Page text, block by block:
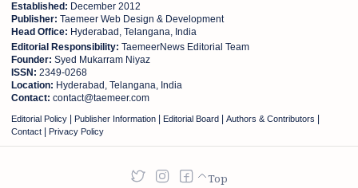
Established: December 2012
Publisher: Taemeer Web Design & Development
Head Office: Hyderabad, Telangana, India
Editorial Responsibility: TaemeerNews Editorial Team
Founder: Syed Mukarram Niyaz
ISSN: 2349-0268
Location: Hyderabad, Telangana, India
Contact: contact@taemeer.com
Editorial Policy Publisher Information Editorial Board Authors & Contributors
Contact Privacy Policy